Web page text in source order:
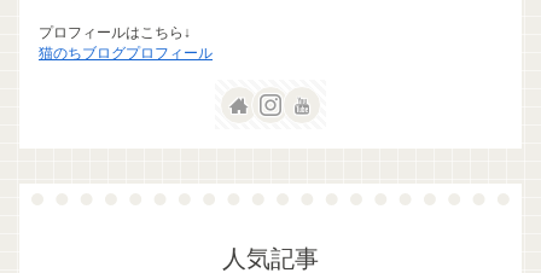
プロフィールはこちら↓
猫のちブログプロフィール
人気記事